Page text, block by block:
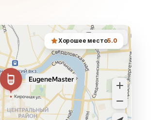
Хорошее место5.0